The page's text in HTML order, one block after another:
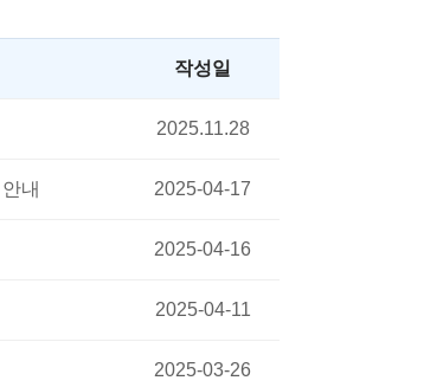
작성일
2025.11.28
내 2025-04-17
2025-04-16
2025-04-11
2025-03-26